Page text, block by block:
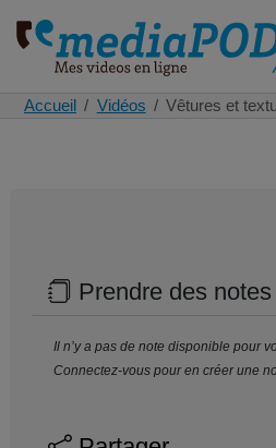
Accueil Vidéos Vêtures et
Prendre des notes
Il n’y a pas de note disponible pour
Connectez-vous pour en créer une